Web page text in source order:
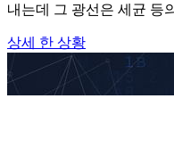
내는데 그 광선은 세균 등
상세 한 상황